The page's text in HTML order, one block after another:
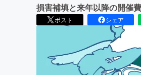
損害補填と来年以降の開催
ポスト シェア